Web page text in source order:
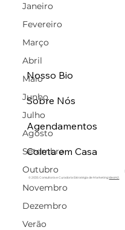
Janeiro
Fevereiro
Março
Abril
Maio
Junho
Julho
Agosto
Setembro
Outubro
Novembro
Dezembro
Verão
Nosso Bio
Sobre Nós
Agendamentos
Coleta em Casa
© 2035 Consultoria e Curadoria Estratégia de MarketingIdeal42